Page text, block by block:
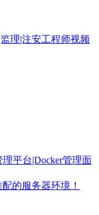
理|注安工程师视频
平台|Docker管理面
的服务器环境！